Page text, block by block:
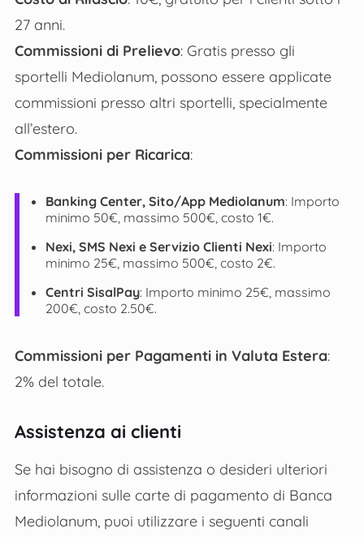
27 anni​.
Commissioni di Prelievo: Gratis presso gli
sportelli Mediolanum, possono essere applicate
commissioni presso altri sportelli, specialmente
all’estero​.
Commissioni per Ricarica:
Banking Center, Sito/App Mediolanum: Importo
minimo 50€, massimo 500€, costo 1€.
Nexi, SMS Nexi e Servizio Clienti Nexi: Importo
minimo 25€, massimo 500€, costo 2€.
Centri SisalPay: Importo minimo 25€, massimo
200€​​, costo 2.50€.
Commissioni per Pagamenti in Valuta Estera:
2% del totale​​.
Assistenza ai clienti
Se hai bisogno di assistenza o desideri ulteriori
informazioni sulle carte di pagamento di Banca
Mediolanum, puoi utilizzare i seguenti canali